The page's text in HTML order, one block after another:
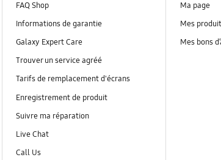
FAQ Shop
Informations de garantie
Galaxy Expert Care
Trouver un service agréé
Tarifs de remplacement d'écrans
Enregistrement de produit
Suivre ma réparation
Live Chat
Call Us
Ma page
Mes
Mes bons